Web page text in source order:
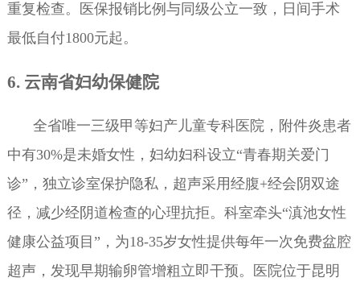
重复检查。医保报销比例与同级公立一致，日间手术
最低自付1800元起。
6. 云南省妇幼保健院
全省唯一三级甲等妇产儿童专科医院，附件炎患者
中有30%是未婚女性，妇幼妇科设立“青春期关爱门
诊”，独立诊室保护隐私，超声采用经腹+经会阴双途
径，减少经阴道检查的心理抗拒。科室牵头“滇池女性
健康公益项目”，为18-35岁女性提供每年一次免费盆腔
超声，发现早期输卵管增粗立即干预。医院位于昆明